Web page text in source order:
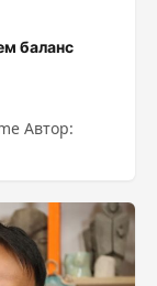
баланс
Автор: